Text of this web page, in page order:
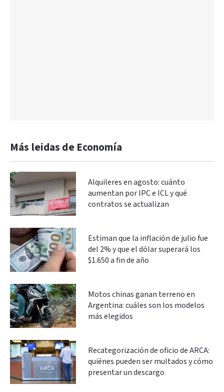
Más leidas de Economía
Alquileres en agosto: cuánto
aumentan por IPC e ICL y qué
contratos se actualizan
Estiman que la inflación de julio fue
del 2% y que el dólar superará los
$1.650 a fin de año
Motos chinas ganan terreno en
Argentina: cuáles son los modelos
más elegidos
Recategorización de oficio de ARCA:
quiénes pueden ser multados y cómo
presentar un descargo